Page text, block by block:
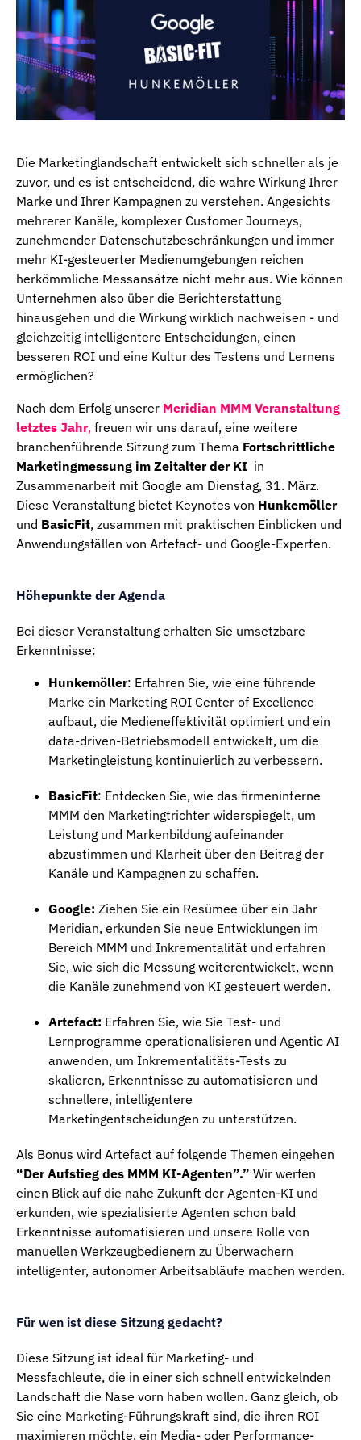
Die Marketinglandschaft entwickelt sich schneller als je
zuvor, und es ist entscheidend, die wahre Wirkung Ihrer
Marke und Ihrer Kampagnen zu verstehen. Angesichts
mehrerer Kanäle, komplexer Customer Journeys,
zunehmender Datenschutzbeschränkungen und immer
mehr KI-gesteuerter Medienumgebungen reichen
herkömmliche Messansätze nicht mehr aus. Wie können
Unternehmen also über die Berichterstattung
hinausgehen und die Wirkung wirklich nachweisen - und
gleichzeitig intelligentere Entscheidungen, einen
besseren ROI und eine Kultur des Testens und Lernens
ermöglichen?
Nach dem Erfolg unserer Meridian MMM Veranstaltung
letztes Jahr, freuen wir uns darauf, eine weitere
branchenführende Sitzung zum Thema Fortschrittliche
Marketingmessung im Zeitalter der KI in
Zusammenarbeit mit Google am Dienstag, 31. März.
Diese Veranstaltung bietet Keynotes von Hunkemöller
und BasicFit, zusammen mit praktischen Einblicken und
Anwendungsfällen von Artefact- und Google-Experten.
Höhepunkte der Agenda
Bei dieser Veranstaltung erhalten Sie umsetzbare
Erkenntnisse:
Hunkemöller: Erfahren Sie, wie eine führende
Marke ein Marketing ROI Center of Excellence
aufbaut, die Medieneffektivität optimiert und ein
data-driven-Betriebsmodell entwickelt, um die
Marketingleistung kontinuierlich zu verbessern.
BasicFit: Entdecken Sie, wie das firmeninterne
MMM den Marketingtrichter widerspiegelt, um
Leistung und Markenbildung aufeinander
abzustimmen und Klarheit über den Beitrag der
Kanäle und Kampagnen zu schaffen.
Google: Ziehen Sie ein Resümee über ein Jahr
Meridian, erkunden Sie neue Entwicklungen im
Bereich MMM und Inkrementalität und erfahren
Sie, wie sich die Messung weiterentwickelt, wenn
die Kanäle zunehmend von KI gesteuert werden.
Artefact: Erfahren Sie, wie Sie Test- und
Lernprogramme operationalisieren und Agentic AI
anwenden, um Inkrementalitäts-Tests zu
skalieren, Erkenntnisse zu automatisieren und
schnellere, intelligentere
Marketingentscheidungen zu unterstützen.
Als Bonus wird Artefact auf folgende Themen eingehen
“Der Aufstieg des MMM KI-Agenten”.” Wir werfen
einen Blick auf die nahe Zukunft der Agenten-KI und
erkunden, wie spezialisierte Agenten schon bald
Erkenntnisse automatisieren und unsere Rolle von
manuellen Werkzeugbedienern zu Überwachern
intelligenter, autonomer Arbeitsabläufe machen werden.
Für wen ist diese Sitzung gedacht?
Diese Sitzung ist ideal für Marketing- und
Messfachleute, die in einer sich schnell entwickelnden
Landschaft die Nase vorn haben wollen. Ganz gleich, ob
Sie eine Marketing-Führungskraft sind, die ihren ROI
maximieren möchte, ein Media- oder Performance-